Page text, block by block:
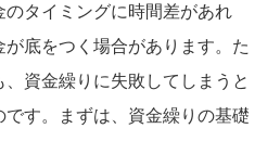
タイミングに時間差があれ
底をつく場合があります。た
、資金繰りに失敗してしまうと
す。まずは、資金繰りの基礎